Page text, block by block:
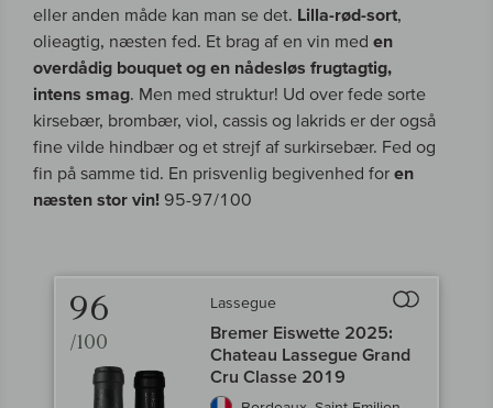
eller anden måde kan man se det. Lilla-rød-sort,
olieagtig, næsten fed. Et brag af en vin med en
overdådig bouquet og en nådesløs frugtagtig,
intens smag. Men med struktur! Ud over fede sorte
kirsebær, brombær, viol, cassis og lakrids er der også
fine vilde hindbær og et strejf af surkirsebær. Fed og
fin på samme tid. En prisvenlig begivenhed for en
næsten stor vin! 95-97/100
96
/100
Lassegue
Bremer Eiswette 2025:
Chateau Lassegue Grand
Cru Classe 2019